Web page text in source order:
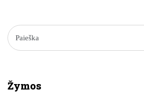
Žymos